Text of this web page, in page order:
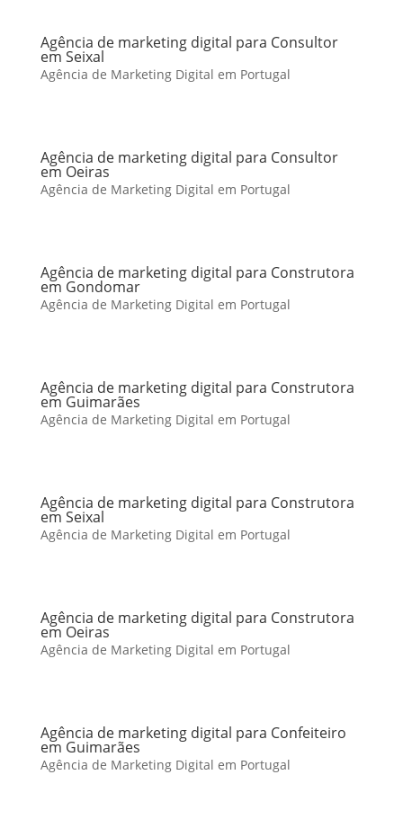
Agência de marketing digital para Consultor
em Seixal
Agência de Marketing Digital em Portugal
Agência de marketing digital para Consultor
em Oeiras
Agência de Marketing Digital em Portugal
Agência de marketing digital para Construtora
em Gondomar
Agência de Marketing Digital em Portugal
Agência de marketing digital para Construtora
em Guimarães
Agência de Marketing Digital em Portugal
Agência de marketing digital para Construtora
em Seixal
Agência de Marketing Digital em Portugal
Agência de marketing digital para Construtora
em Oeiras
Agência de Marketing Digital em Portugal
Agência de marketing digital para Confeiteiro
em Guimarães
Agência de Marketing Digital em Portugal